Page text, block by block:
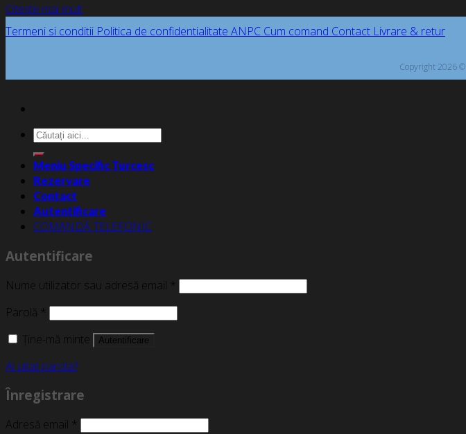
Citește mai mult
Termeni si conditii Politica de confidentialitate ANPC Cum comand Contact Livrare & retur
Copyright 2026 ©
Caută
după:
Meniu Specific Turcesc
Rezervare
Contact
Autentificare
COMANDĂ TELEFONIC
Autentificare
Nume utilizator sau adresă email *
Parolă *
Ține-mă minte
Autentificare
Ai uitat parola?
Înregistrare
Adresă email *